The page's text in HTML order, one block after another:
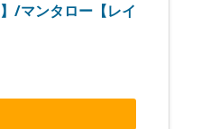
/マンタロー【レイ